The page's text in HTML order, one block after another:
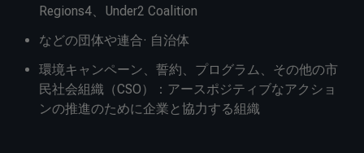
Regions4、Under2 Coalition
などの団体や連合· 自治体
環境キャンペーン、誓約、プログラム、その他の市
民社会組織（CSO）：アースポジティブなアクショ
ンの推進のために企業と協力する組織